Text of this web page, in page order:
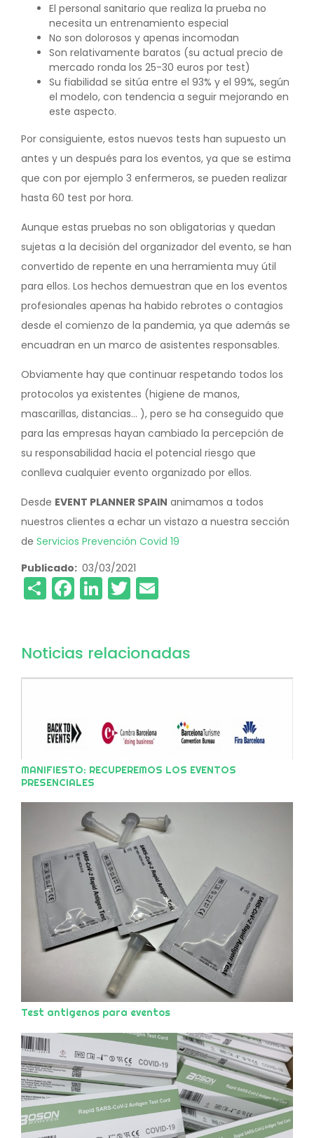
El personal sanitario que realiza la prueba no
necesita un entrenamiento especial
No son dolorosos y apenas incomodan
Son relativamente baratos (su actual precio de
mercado ronda los 25-30 euros por test)
Su fiabilidad se sitúa entre el 93% y el 99%, según
el modelo, con tendencia a seguir mejorando en
este aspecto.
Por consiguiente, estos nuevos tests han supuesto un
antes y un después para los eventos, ya que se estima
que con por ejemplo 3 enfermeros, se pueden realizar
hasta 60 test por hora.
Aunque estas pruebas no son obligatorias y quedan
sujetas a la decisión del organizador del evento, se han
convertido de repente en una herramienta muy útil
para ellos. Los hechos demuestran que en los eventos
profesionales apenas ha habido rebrotes o contagios
desde el comienzo de la pandemia, ya que además se
encuadran en un marco de asistentes responsables.
Obviamente hay que continuar respetando todos los
protocolos ya existentes (higiene de manos,
mascarillas, distancias… ), pero se ha conseguido que
para las empresas hayan cambiado la percepción de
su responsabilidad hacia el potencial riesgo que
conlleva cualquier evento organizado por ellos.
Desde EVENT PLANNER SPAIN animamos a todos
nuestros clientes a echar un vistazo a nuestra sección
de Servicios Prevención Covid 19
Publicado 03/03/2021
ShareFacebook
LinkedIn
Twitter
Noticias relacionadas
MANIFIESTO: RECUPEREMOS LOS EVENTOS
PRESENCIALES
Test antigenos para eventos